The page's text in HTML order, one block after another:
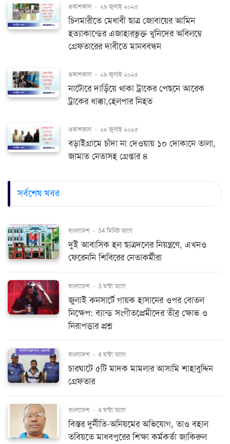
প্রকাশকাল - ২৯ জুলাই ২০২৫
চিলমারীতে মেধাবী ছাত্র জোবায়ের আমিন
হত্যাকান্ডের এজাহারভুক্ত খুনিদের অবিলম্বে
গ্রেফতারের দাবীতে মানববন্ধন
প্রকাশকাল - ২৯ জুলাই ২০২৫
নাটোরে দাড়িঁয়ে থাকা ট্রাকের পেছনে আরেক
ট্রাকের ধাক্কা,হেলপার নিহত
প্রকাশকাল - ২৮ জুলাই ২০২৫
বড়াইগ্রামে চাঁদা না দেওয়ায় ১০ দোকানে তালা,
জামাত নেতাসহ গ্রেপ্তার ৪
সর্বশেষ খবর
বাংলাদেশ - 34 মিনিট আগে
দুই আবাসিক হল ছাত্রদলের নিয়ন্ত্রণে, এখনও
ফেরেননি শিবিরের নেতাকর্মীরা
বাংলাদেশ - 3 ঘন্টা আগে
জুলাই কনসার্টে গায়ক হাসানের ওপর বোতল
নিক্ষেপ: ব্যান্ড সংগীতপ্রেমীদের তীব্র ক্ষোভ ও
নিরাপত্তার প্রশ্ন
বাংলাদেশ - 4 ঘন্টা আগে
চারঘাটে ৫টি মাদক মামলার আসামি শাহাবুদ্দিন
গ্রেফতার
বাংলাদেশ - 4 ঘন্টা আগে
বিস্তর দুর্নীতি-অনিয়মের অভিযোগ, তাও বহাল
তবিয়তে মাধবপুরের শিক্ষা কর্মকর্তা জাকিরুল